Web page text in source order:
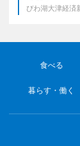
びわ湖大津経済
食べる
暮らす・働く